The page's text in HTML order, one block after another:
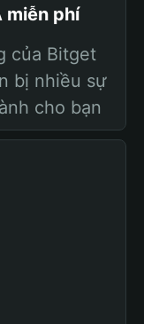
miễn phí
của Bitget
bị nhiều sự
cho bạn